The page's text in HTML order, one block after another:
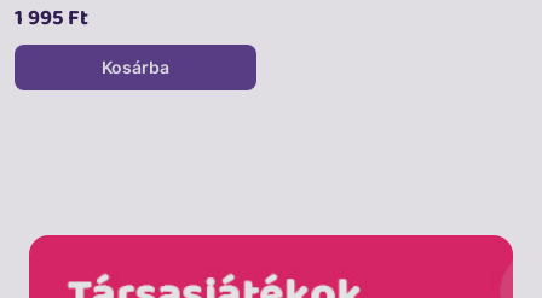
1 995 Ft
Kosárba